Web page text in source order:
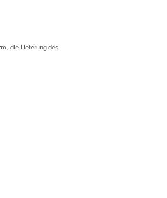
die Lieferung des